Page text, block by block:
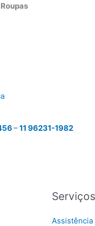
–11 96231-1982
Serviços
Assistência